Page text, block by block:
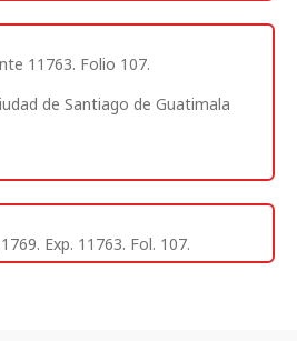
11763. Folio 107.
de Santiago de Guatimala
Exp. 11763. Fol. 107.